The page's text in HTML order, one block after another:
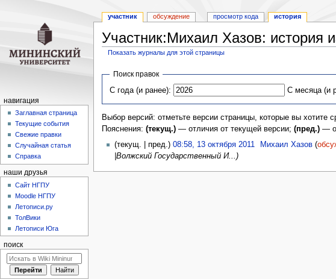
Участник:Михаил Хазов: история
Показать журналы для этой страницы
Перейти
навигации
Перейти
поиску
Поиск правок
С года (и ранее):
С месяца (и
Выбор версий: отметьте версии страницы, которые вы хотите
Пояснения: (текущ.)— отличия от текущей версии; (пред.)—
(текущ. | пред.) 08:58, 13 октября 2011‎ Михаил Хазов (
|Волжский Государственный И...)
участник обсуждение просмотр кода история
навигация
Заглавная страница
Текущие события
Свежие правки
Случайная статья
Справка
наши друзья
Cайт НГПУ
Moodle НГПУ
Летописи.ру
ТолВики
Летописи Юга
поиск